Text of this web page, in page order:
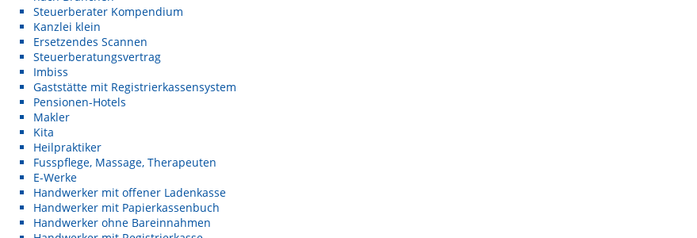
Steuerberater Kompendium
Kanzlei klein
Ersetzendes Scannen
Steuerberatungsvertrag
Imbiss
Gaststätte mit Registrierkassensystem
Pensionen-Hotels
Makler
Kita
Heilpraktiker
Fusspflege, Massage, Therapeuten
E-Werke
Handwerker mit offener Ladenkasse
Handwerker mit Papierkassenbuch
Handwerker ohne Bareinnahmen